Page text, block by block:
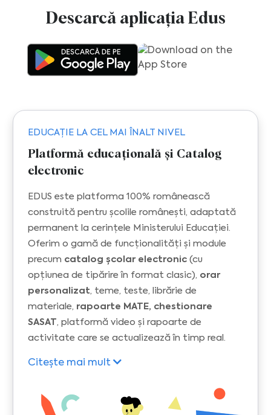
Descarcă aplicația Edus
EDUCAȚIE LA CEL MAI ÎNALT NIVEL
Platformă educațională și Catalog
electronic
EDUS este platforma 100% românească
construită pentru școlile românești, adaptată
permanent la cerințele Ministerului Educației.
Oferim o gamă de funcționalități și module
precum catalog școlar electronic(cu
opțiunea de tipărire în format clasic), orar
personalizat, teme, teste, librărie de
materiale, rapoarte MATE, chestionare
SASAT , platformă video și rapoarte de
activitate care se actualizează în timp real.
Citește mai mult